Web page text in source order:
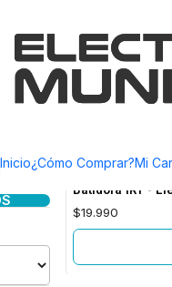
Inicio¿Cómo Comprar?Mi
Y ENTRETENCIÒN Hogar y
MIXRE01| IRT
Batidora IRT -
$19.990